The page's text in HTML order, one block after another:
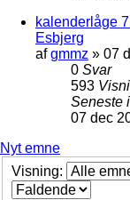
kalenderlåge
Esbjerg
afgmmz » 07
0 Svar
593
Seneste
07 dec
Nyt emne
Visning: